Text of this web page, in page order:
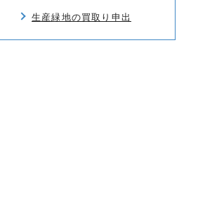
生産緑地の買取り申出